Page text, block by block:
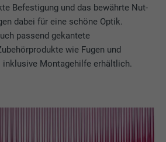
Befestigung und das bewährte Nut-
dabei für eine schöne Optik.
passend gekantete
wie Fugen und
Montagehilfe erhältlich.